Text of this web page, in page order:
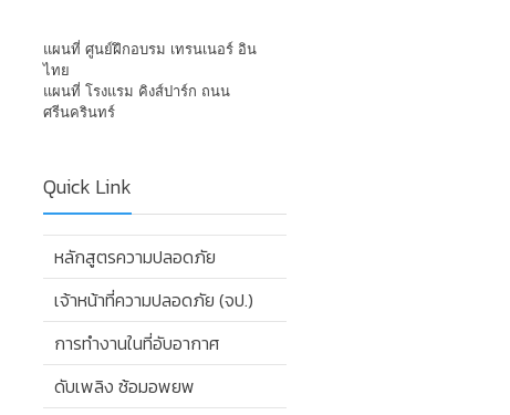
แผนที่ ศูนย์ฝึกอบรม เทรนเนอร์ อิน
ไทย
แผนที่ โรงแรม คิงส์ปาร์ก ถนน
ศรีนครินทร์
Quick Link
หลักสูตรความปลอดภัย
เจ้าหน้าที่ความปลอดภัย (จป.)
การทำงานในที่อับอากาศ
ดับเพลิง ซ้อมอพยพ